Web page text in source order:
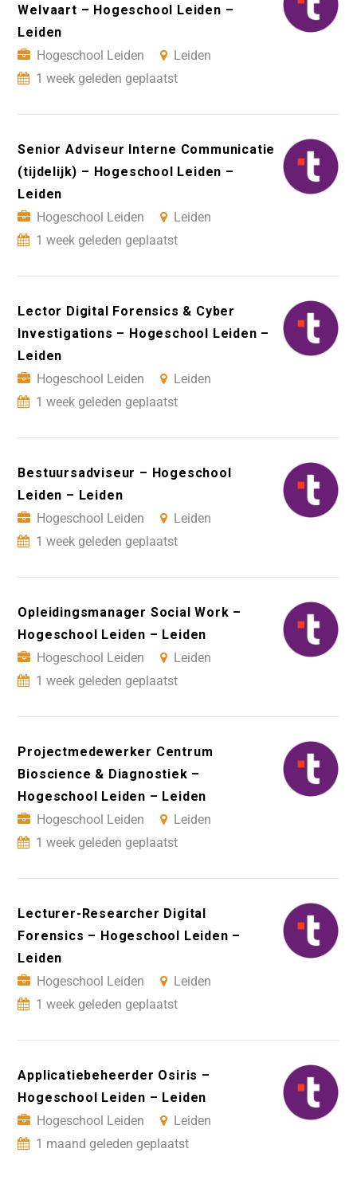
Welvaart – Hogeschool Leiden –
Leiden
Hogeschool Leiden
Leiden
1 week geleden geplaatst
Senior Adviseur Interne Communicatie
(tijdelijk) – Hogeschool Leiden –
Leiden
Hogeschool Leiden
Leiden
1 week geleden geplaatst
Lector Digital Forensics & Cyber
Investigations – Hogeschool Leiden –
Leiden
Hogeschool Leiden
Leiden
1 week geleden geplaatst
Bestuursadviseur – Hogeschool
Leiden – Leiden
Hogeschool Leiden
Leiden
1 week geleden geplaatst
Opleidingsmanager Social Work –
Hogeschool Leiden – Leiden
Hogeschool Leiden
Leiden
1 week geleden geplaatst
Projectmedewerker Centrum
Bioscience & Diagnostiek –
Hogeschool Leiden – Leiden
Hogeschool Leiden
Leiden
1 week geleden geplaatst
Lecturer-Researcher Digital
Forensics – Hogeschool Leiden –
Leiden
Hogeschool Leiden
Leiden
1 week geleden geplaatst
Applicatiebeheerder Osiris –
Hogeschool Leiden – Leiden
Hogeschool Leiden
Leiden
1 maand geleden geplaatst